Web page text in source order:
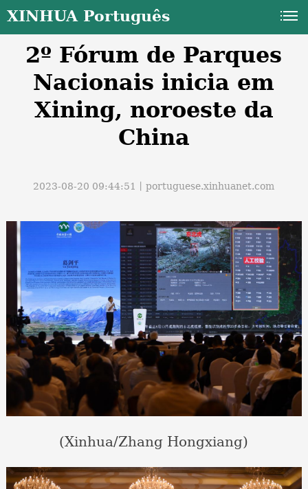
XINHUA Português
2º Fórum de Parques
Nacionais inicia em
Xining, noroeste da
China
2023-08-20 09:44:51丨portuguese.xinhuanet.com
(Xinhua/Zhang Hongxiang)